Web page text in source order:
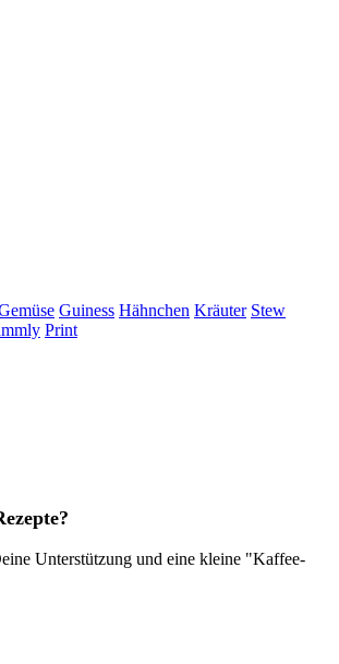
Guiness Hähnchen Kräuter Stew
Print
Unterstützung und eine kleine "Kaffee-